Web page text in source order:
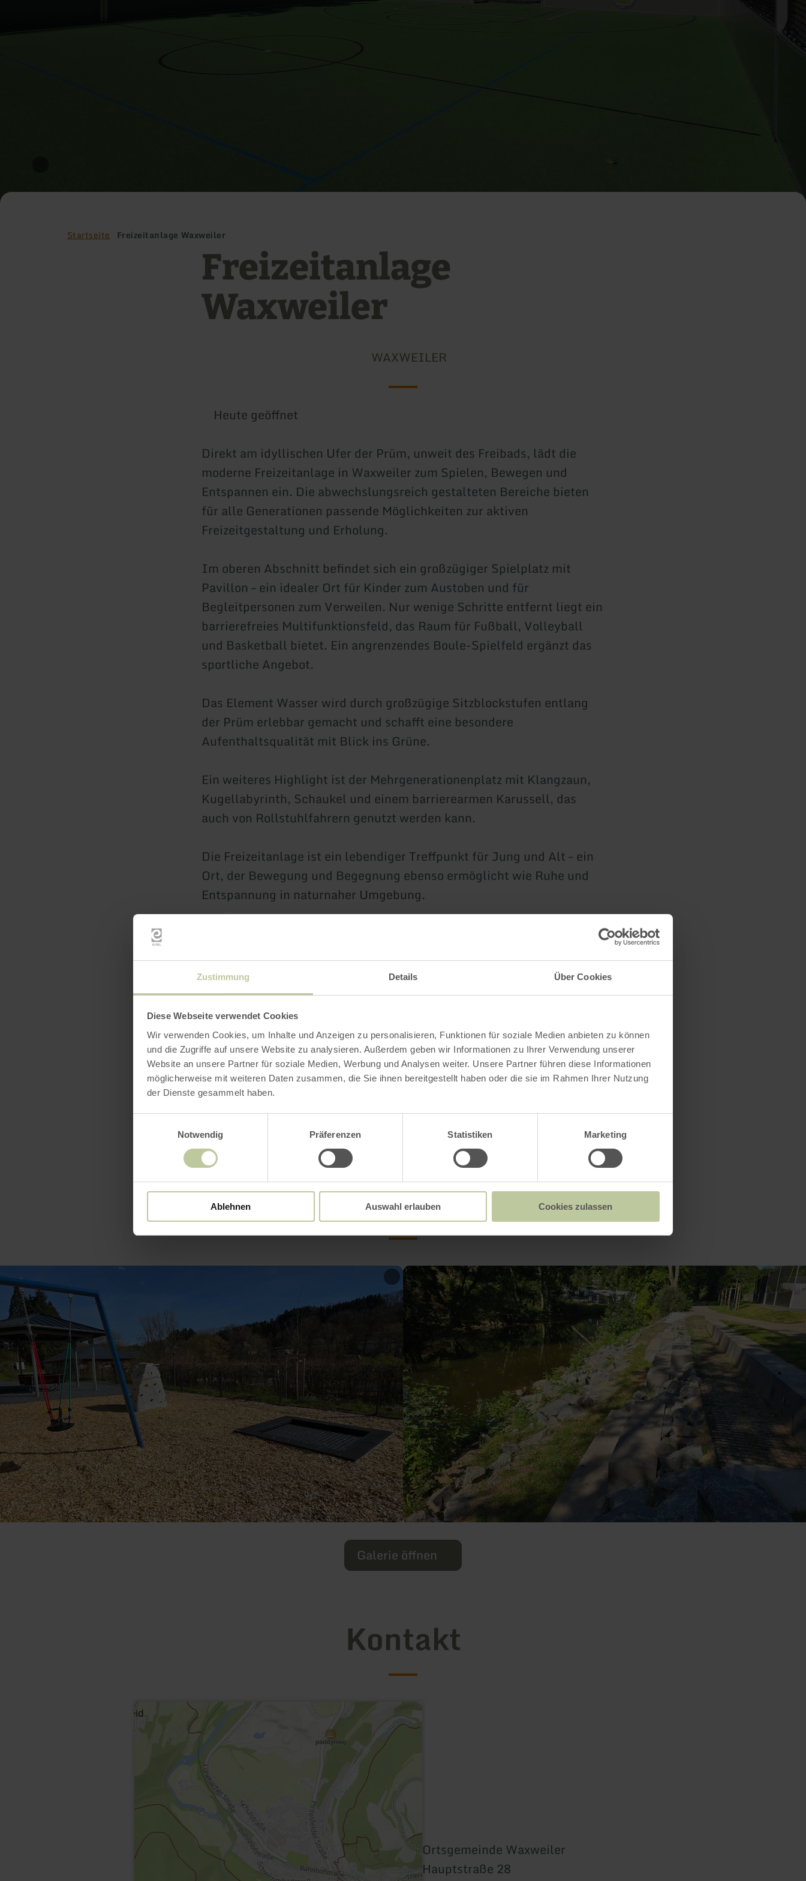
Zustimmung Details Über Cookies
Diese Webseite verwendet Cookies
Wir verwenden Cookies, um Inhalte und Anzeigen zu personalisieren, Funktionen für soziale Medien anbieten zu können
und die Zugriffe auf unsere Website zu analysieren. Außerdem geben wir Informationen zu Ihrer Verwendung unserer
Website an unsere Partner für soziale Medien, Werbung und Analysen weiter. Unsere Partner führen diese Informationen
möglicherweise mit weiteren Daten zusammen, die Sie ihnen bereitgestellt haben oder die sie im Rahmen Ihrer Nutzung
der Dienste gesammelt haben.
Notwendig
Präferenzen Statistiken Marketing
Ablehnen Auswahl erlauben Cookies zulassen
Startseite Freizeitanlage Waxweiler
Freizeitanlage
Waxweiler
WAXWEILER
Heute geöffnet
Direkt am idyllischen Ufer der Prüm, unweit des Freibads, lädt die
moderne Freizeitanlage in Waxweiler zum Spielen, Bewegen und
Entspannen ein. Die abwechslungsreich gestalteten Bereiche bieten
für alle Generationen passende Möglichkeiten zur aktiven
Freizeitgestaltung und Erholung.
Im oberen Abschnitt befindet sich ein großzügiger Spielplatz mit
Pavillon – ein idealer Ort für Kinder zum Austoben und für
Begleitpersonen zum Verweilen. Nur wenige Schritte entfernt liegt ein
barrierefreies Multifunktionsfeld, das Raum für Fußball, Volleyball
und Basketball bietet. Ein angrenzendes Boule-Spielfeld ergänzt das
sportliche Angebot.
Das Element Wasser wird durch großzügige Sitzblockstufen entlang
der Prüm erlebbar gemacht und schafft eine besondere
Aufenthaltsqualität mit Blick ins Grüne.
Ein weiteres Highlight ist der Mehrgenerationenplatz mit Klangzaun,
Kugellabyrinth, Schaukel und einem barrierearmen Karussell, das
auch von Rollstuhlfahrern genutzt werden kann.
Die Freizeitanlage ist ein lebendiger Treffpunkt für Jung und Alt – ein
Ort, der Bewegung und Begegnung ebenso ermöglicht wie Ruhe und
Entspannung in naturnaher Umgebung.
Eifel (B) ausgeliehen werden.
Volleyballnetz: Kaution 50,- € (A)
Schachfiguren: Kaution 50,- € (B)
Boulekugeln: Kaution 20,- € (A)
4 Tischtennisschläger + 8 Bälle: Kaution: 20,- € (A)
2 Tischtennisschläger + 4 Bälle: Kaution 10,- € (A)
Impressionen
Galerie öffnen
Kontakt
Ortsgemeinde Waxweiler
Hauptstraße 28